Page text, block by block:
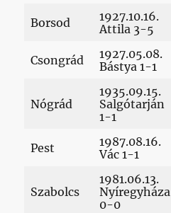
Borsod
1927.10.16.
Attila 3-5
Csongrád
1927.05.08.
Bástya 1-1
Nógrád
1935.09.15.
Salgótarján
1-1
Pest
1987.08.16.
Vác 1-1
Szabolcs
1981.06.13.
Nyíregyháza
0-0